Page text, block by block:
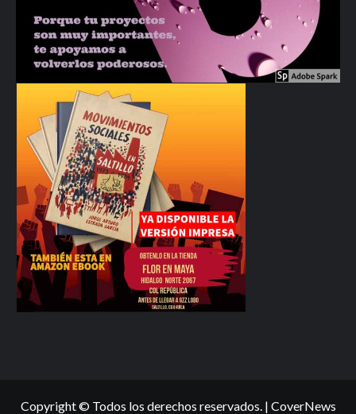
Copyright © Todos los derechos reservados. | CoverNews